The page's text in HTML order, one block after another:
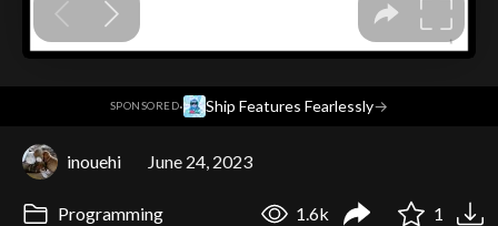
SPONSORED· Ship Features Fearlessly→
inouehi June 24, 2023
Programming 1.6k 1